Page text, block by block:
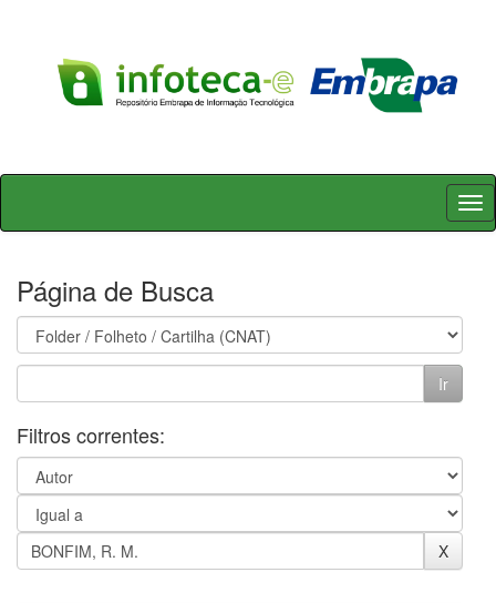
Skip
Página de Busca
Filtros correntes: